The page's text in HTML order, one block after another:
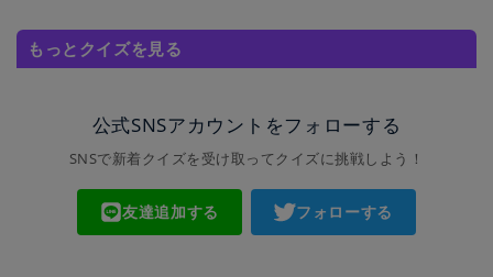
もっとクイズを見る
公式SNSアカウントをフォローする
SNSで新着クイズを受け取ってクイズに挑戦しよう！
友達追加する フォローする